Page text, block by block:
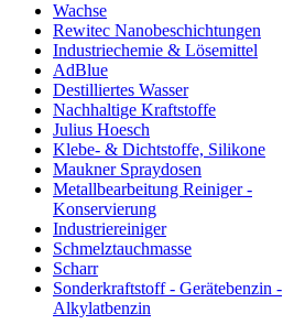
Wachse
Rewitec Nanobeschichtungen
Industriechemie & Lösemittel
AdBlue
Destilliertes Wasser
Nachhaltige Kraftstoffe
Julius Hoesch
Klebe- & Dichtstoffe, Silikone
Maukner Spraydosen
Metallbearbeitung Reiniger -
Konservierung
Industriereiniger
Schmelztauchmasse
Scharr
Sonderkraftstoff - Gerätebenzin -
Alkylatbenzin